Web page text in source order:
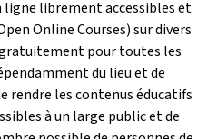
ligne librement accessibles et
Online Courses) sur divers
pour toutes les
du lieu et de
rendre les contenus éducatifs
à un large public et de